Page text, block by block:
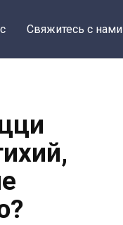
Свяжитесь с нами